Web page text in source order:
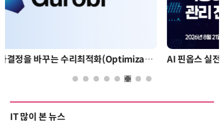
AI 핀옵스 실전 세미나: 폭증하는 AI 토큰 비용 관리 전략
IT 많이 본 뉴스